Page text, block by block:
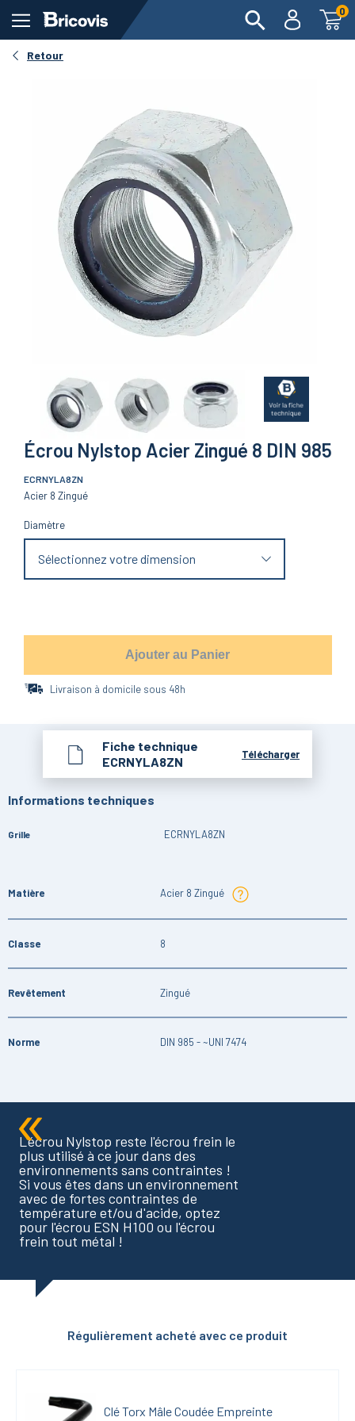
0
Retour
Écrou Nylstop Acier Zingué 8 DIN 985
ECRNYLA8ZN
Acier 8 Zingué
Diamètre
Sélectionnez votre dimension
Ajouter au Panier
Livraison à domicile sous 48h
Fiche technique
ECRNYLA8ZN
Télécharger
Informations techniques
Grille ECRNYLA8ZN
Matière Acier 8 Zingué
Classe 8
Revêtement Zingué
Norme DIN 985 - ~UNI 7474
L'écrou Nylstop reste l'écrou frein le
plus utilisé à ce jour dans des
environnements sans contraintes !
Si vous êtes dans un environnement
avec de fortes contraintes de
température et/ou d'acide, optez
pour l'écrou ESN H100 ou l'écrou
frein tout métal !
Régulièrement acheté avec ce produit
Clé Torx Mâle Coudée Empreinte